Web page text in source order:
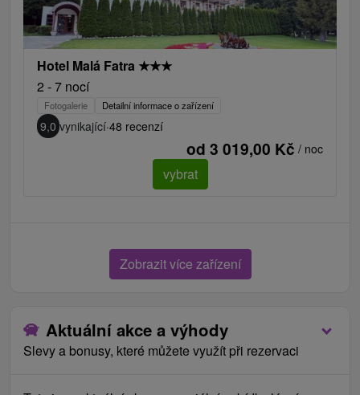
Hotel Malá Fatra ★★★
2 - 7 nocí
Fotogalerie Detailní informace o zařízení
9,0 vynikající·48 recenzí
od 3 019,00 Kč / noc
vybrat
Zobrazit více zařízení
Aktuální akce a výhody
Slevy a bonusy, které můžete využít při rezervaci